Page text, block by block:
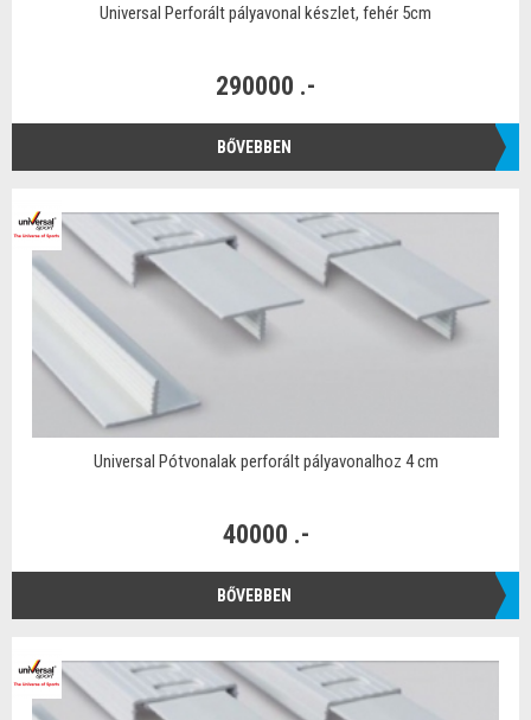
Universal Perforált pályavonal készlet, fehér 5cm
290000 .-
BŐVEBBEN
Universal Pótvonalak perforált pályavonalhoz 4 cm
40000 .-
BŐVEBBEN